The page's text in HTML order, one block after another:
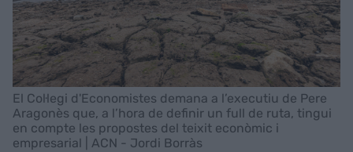
El Col·legi d'Economistes demana a l’executiu de Pere
Aragonès que, a l’hora de definir un full de ruta, tingui
en compte les propostes del teixit econòmic i
empresarial | ACN - Jordi Borràs